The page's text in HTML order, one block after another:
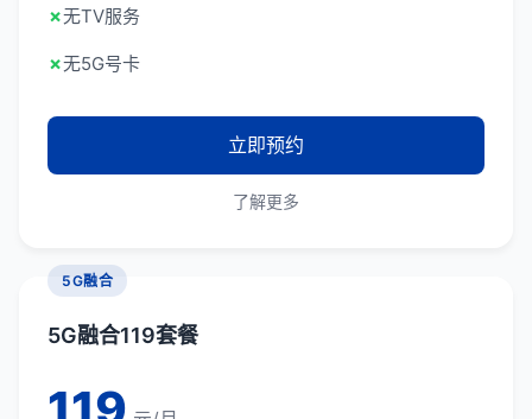
✗无TV服务
✗无5G号卡
立即预约
了解更多
5G融合
5G融合119套餐